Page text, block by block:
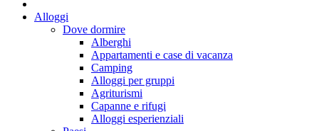
Alloggi
Dove dormire
Alberghi
Appartamenti e case di vacanza
Camping
Alloggi per gruppi
Agriturismi
Capanne e rifugi
Alloggi esperienziali